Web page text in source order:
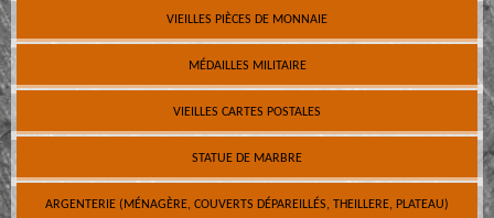
VIEILLES PIÈCES DE MONNAIE
MÉDAILLES MILITAIRE
VIEILLES CARTES POSTALES
STATUE DE MARBRE
ARGENTERIE (MÉNAGÈRE, COUVERTS DÉPAREILLÉS, THEILLERE, PLATEAU)